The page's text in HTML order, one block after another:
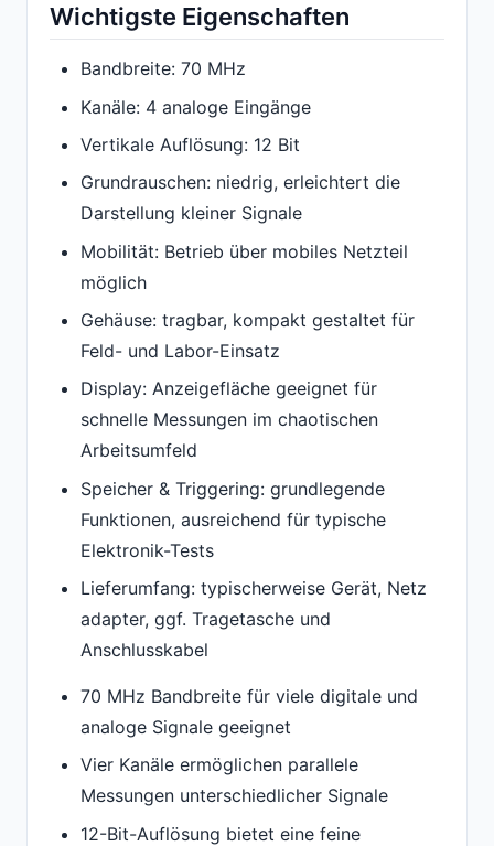
Wichtigste Eigenschaften
Bandbreite: 70 MHz
Kanäle: 4 analoge Eingänge
Vertikale Auflösung: 12 Bit
Grundrauschen: niedrig, erleichtert die
Darstellung kleiner Signale
Mobilität: Betrieb über mobiles Netzteil
möglich
Gehäuse: tragbar, kompakt gestaltet für
Feld- und Labor-Einsatz
Display: Anzeigefläche geeignet für
schnelle Messungen im chaotischen
Arbeitsumfeld
Speicher & Triggering: grundlegende
Funktionen, ausreichend für typische
Elektronik-Tests
Lieferumfang: typischerweise Gerät, Netz
adapter, ggf. Tragetasche und
Anschlusskabel
70 MHz Bandbreite für viele digitale und
analoge Signale geeignet
Vier Kanäle ermöglichen parallele
Messungen unterschiedlicher Signale
12-Bit-Auflösung bietet eine feine